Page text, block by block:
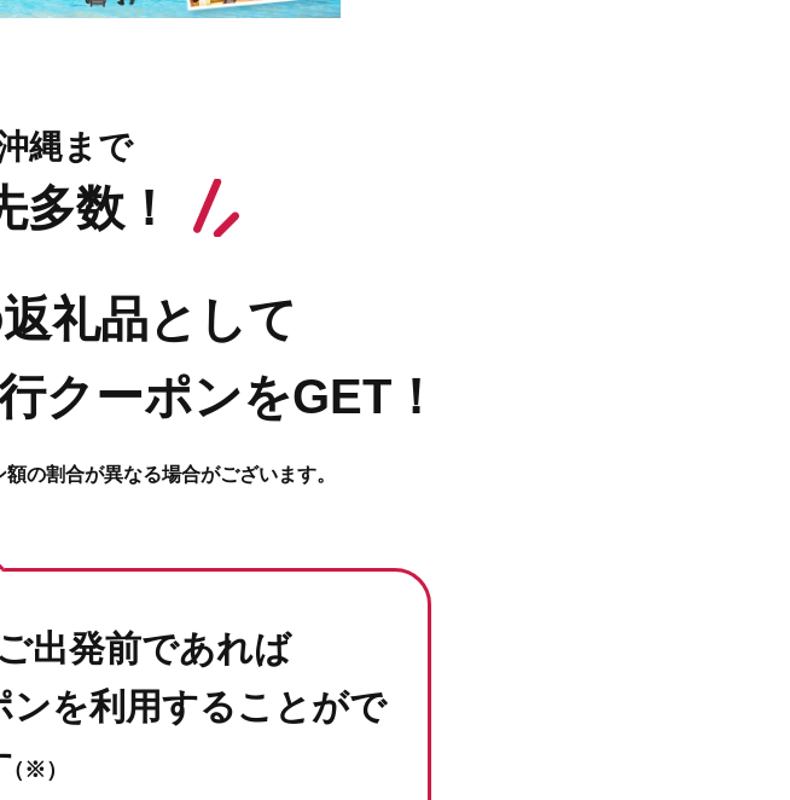
縄まで
多数！
礼品として
クーポンをGET！
の割合が異なる場合がございます。
出発前であれば
を利用することがで
（※）